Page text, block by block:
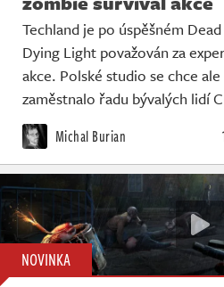
Techland je po úspěšném
Dying Light považován za
akce. Polské studio se chce
zaměstnalo řadu bývalých lidí
Michal Burian
NOVINKA